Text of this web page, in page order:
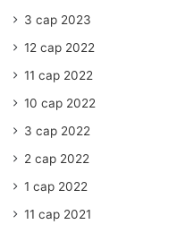
3 сар 2023
12 сар 2022
11 сар 2022
10 сар 2022
3 сар 2022
2 сар 2022
1 сар 2022
11 сар 2021